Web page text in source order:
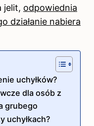
jelit, odpowiednia
działanie nabiera
uchyłków?
dla osób z
grubego
uchyłkach?